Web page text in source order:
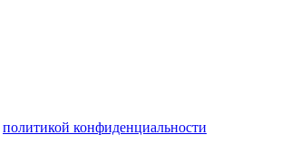
политикой конфиденциальности